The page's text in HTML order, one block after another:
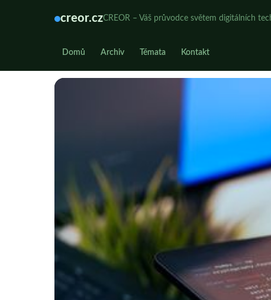
creor.czCREOR – Váš průvodce světem digitálních
Domů Archiv Témata Kontakt